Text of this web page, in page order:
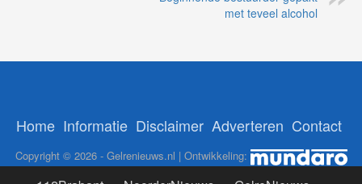
met teveel alcohol
Home Informatie Disclaimer Adverteren Contact
Copyright © 2026 - Gelrenieuws.nl | Ontwikkeling: